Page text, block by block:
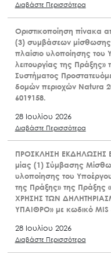
Διαβάστε Περισσότερα
Οριστικοποίηση πίνακα
(3) συμβάσεων μίσθωσης
πλαίσιο υλοποίησης του
λειτουργίας της
Συστήματος
δομών περιοχών Natura
6019158.
28 Ιουλίου 2026
Διαβάστε Περισσότερα
ΠΡΟΣΚΛΗΣΗ ΕΚΔΗΛΩΣΗΣ
μίας (1) Σύμβασης
υλοποίησης του
της Πράξης» της
ΧΡΗΣΗΣ ΤΩΝ
ΥΠΑΙΘΡΟ» με κωδικό MIS
28 Ιουλίου 2026
Διαβάστε Περισσότερα